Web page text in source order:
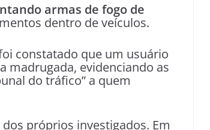
armas de fogo de
dentro de veículos.
constatado que um usuário
madrugada, evidenciando as
do tráfico” a quem
próprios investigados. Em